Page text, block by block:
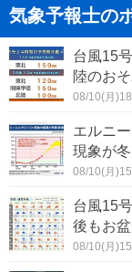
気象予報士の
台風15
陸のお
08/10(月
エルニ
現象が
08/10(月
台風15
後もお
08/10(月